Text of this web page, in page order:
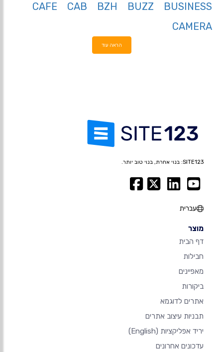
BUSINESS
BUZZ
BZH
CAB
CAFE
CAMERA
הראה עוד
SITE123: בנוי אחרת, בנוי טוב יותר.
עברית
מוצר
דף הבית
חבילות
מאפיינים
ביקורות
אתרים לדוגמא
תבניות עיצוב אתרים
יריד אפליקציות (English)
עדכונים אחרונים